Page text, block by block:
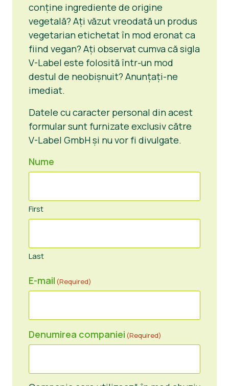
conține ingrediente de origine
vegetală? Ați văzut vreodată un produs
vegetarian etichetat în mod eronat ca
fiind vegan? Ați observat cumva că sigla
V-Label este folosită într-un mod
destul de neobișnuit? Anunțați-ne
imediat.
Datele cu caracter personal din acest
formular sunt furnizate exclusiv către
V-Label GmbH și nu vor fi divulgate.
Nume
First
Last
E-mail (Required)
Denumirea companiei (Required)